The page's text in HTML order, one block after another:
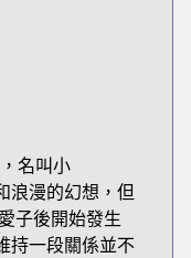
名叫小
浪漫的幻想，但
子後開始發生
持一段關係並不